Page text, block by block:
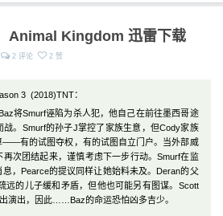
Animal Kingdom 迅雷下载
2 评论 2 赞
3 (2018)TNT：
将Smurf诬陷为杀人犯，他自己在前往墨西哥途
战。Smurf的孙子J掌控了家族生意，但Cody家族
——有的试图夺权，有的试图自立门户。当外部威
次团结起来，谨慎考虑下一步行动。Smurf在监
，Pearce的提议同样让她始料未及。Deran的父
远的儿子缓和矛盾，但他也可能另有图谋。Scott
演出，因此……Baz的命运恐怕凶多吉少。